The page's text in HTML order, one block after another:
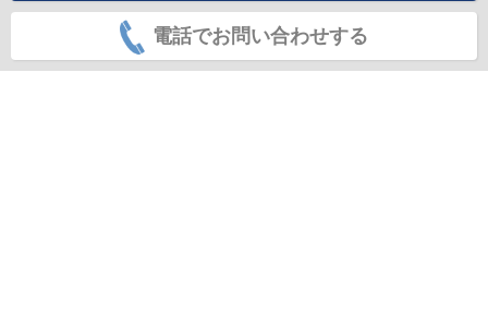
電話でお問い合わせする